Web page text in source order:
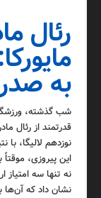
به
شب گذشته،
قدرتمند از رئال
این پیروزی،
نه تنها سه امتیاز
نشان داد که آن‌ها